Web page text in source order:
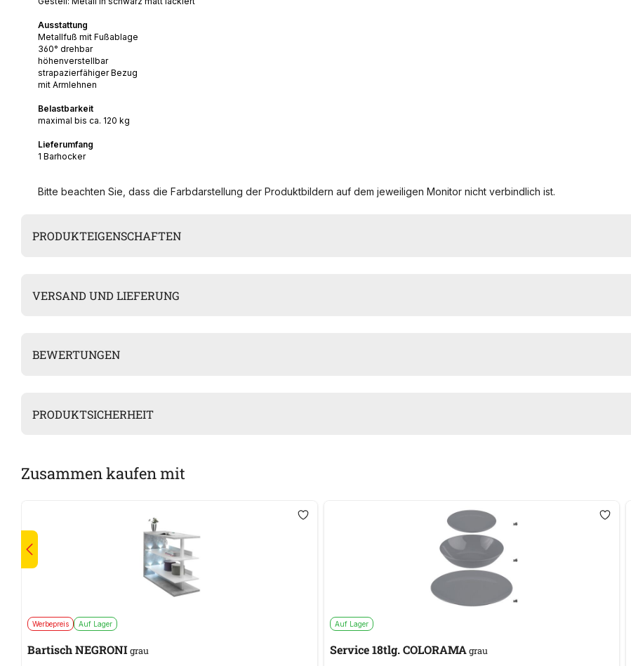
Ausstattung
Metallfuß mit Fußablage
360° drehbar
höhenverstellbar
strapazierfähiger Bezug
mit Armlehnen
Belastbarkeit
maximal bis ca. 120 kg
Lieferumfang
1 Barhocker
Bitte beachten Sie, dass die Farbdarstellung der Produktbildern auf dem jeweiligen Monitor nicht verbindlich ist.
PRODUKTEIGENSCHAFTEN
VERSAND UND LIEFERUNG
BEWERTUNGEN
PRODUKTSICHERHEIT
Zusammen kaufen mit
Werbepreis Auf Lager
Bartisch NEGRONIgrau
Auf Lager
Service 18tlg. COLORAMAgrau